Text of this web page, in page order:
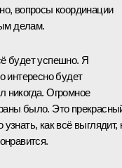
вопросы координации
делам.
будет успешно. Я
интересно будет
никогда. Огромное
было. Это
как всё выглядит,